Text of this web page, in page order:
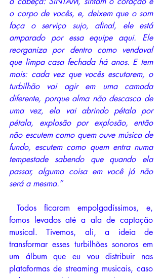
o corpo de vocês, e, deixem que o som
faça o serviço sujo, afinal, ele está
amparado por essa equipe aqui. Ele
reorganiza por dentro como vendaval
que limpa casa fechada há anos. E tem
mais: cada vez que vocês escutarem, o
turbilhão vai agir em uma camada
diferente, porque alma não descasca de
uma vez, ela vai abrindo pétala por
pétala, explosão por explosão, então
não escutem como quem ouve música de
fundo, escutem como quem entra numa
tempestade sabendo que quando ela
passar, alguma coisa em você já não
será a mesma.”
fomos levados até a ala de captação
musical. Tivemos, ali, a ideia de
transformar esses turbilhões sonoros em
um álbum que eu vou distribuir nas
plataformas de streaming musicais, caso